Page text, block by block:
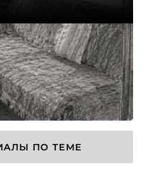
ПО ТЕМЕ